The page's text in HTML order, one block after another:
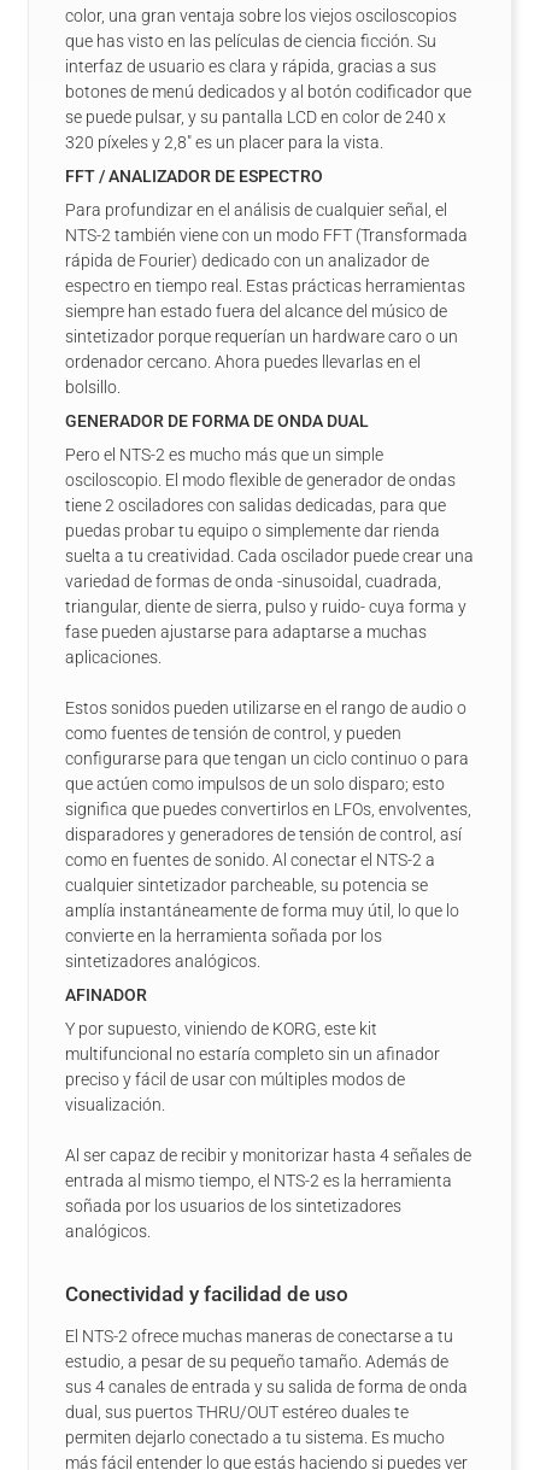
color, una gran ventaja sobre los viejos osciloscopios
que has visto en las películas de ciencia ficción. Su
interfaz de usuario es clara y rápida, gracias a sus
botones de menú dedicados y al botón codificador que
se puede pulsar, y su pantalla LCD en color de 240 x
320 píxeles y 2,8" es un placer para la vista.
FFT / ANALIZADOR DE ESPECTRO
Para profundizar en el análisis de cualquier señal, el
NTS-2 también viene con un modo FFT (Transformada
rápida de Fourier) dedicado con un analizador de
espectro en tiempo real. Estas prácticas herramientas
siempre han estado fuera del alcance del músico de
sintetizador porque requerían un hardware caro o un
ordenador cercano. Ahora puedes llevarlas en el
bolsillo.
GENERADOR DE FORMA DE ONDA DUAL
Pero el NTS-2 es mucho más que un simple
osciloscopio. El modo flexible de generador de ondas
tiene 2 osciladores con salidas dedicadas, para que
puedas probar tu equipo o simplemente dar rienda
suelta a tu creatividad. Cada oscilador puede crear una
variedad de formas de onda -sinusoidal, cuadrada,
triangular, diente de sierra, pulso y ruido- cuya forma y
fase pueden ajustarse para adaptarse a muchas
aplicaciones.
Estos sonidos pueden utilizarse en el rango de audio o
como fuentes de tensión de control, y pueden
configurarse para que tengan un ciclo continuo o para
que actúen como impulsos de un solo disparo; esto
significa que puedes convertirlos en LFOs, envolventes,
disparadores y generadores de tensión de control, así
como en fuentes de sonido. Al conectar el NTS-2 a
cualquier sintetizador parcheable, su potencia se
amplía instantáneamente de forma muy útil, lo que lo
convierte en la herramienta soñada por los
sintetizadores analógicos.
AFINADOR
Y por supuesto, viniendo de KORG, este kit
multifuncional no estaría completo sin un afinador
preciso y fácil de usar con múltiples modos de
visualización.
Al ser capaz de recibir y monitorizar hasta 4 señales de
entrada al mismo tiempo, el NTS-2 es la herramienta
soñada por los usuarios de los sintetizadores
analógicos.
Conectividad y facilidad de uso
El NTS-2 ofrece muchas maneras de conectarse a tu
estudio, a pesar de su pequeño tamaño. Además de
sus 4 canales de entrada y su salida de forma de onda
dual, sus puertos THRU/OUT estéreo duales te
permiten dejarlo conectado a tu sistema. Es mucho
más fácil entender lo que estás haciendo si puedes ver